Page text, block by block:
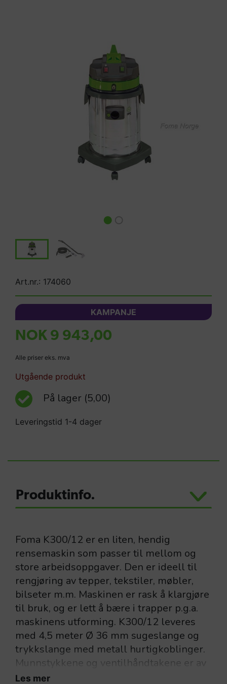
Art.nr.: 174060
KAMPANJE
NOK 9 943,00
Alle priser eks. mva
Utgående produkt
På lager (5,00)
Leveringstid 1-4 dager
Produktinfo.
Foma K300/12 er en liten, hendig
rensemaskin som passer til mellom og
store arbeidsoppgaver. Den er ideell til
rengjøring av tepper, tekstiler, møbler,
bilseter m.m. Maskinen er rask å klargjøre
til bruk, og er lett å bære i trapper p.g.a.
maskinens utforming. K300/12 leveres
med 4,5 meter Ø 36 mm sugeslange og
trykkslange med metall hurtigkoblinger.
Munnstykkene og ventilhåndtakene er av
meget god kvalitet.
Les mer